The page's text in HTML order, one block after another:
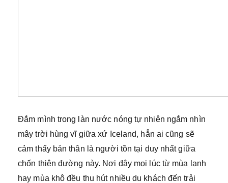
Đắm mình trong làn nước nóng tự nhiên ngắm nhìn
mây trời hùng vĩ giữa xứ Iceland, hẳn ai cũng sẽ
cảm thấy bản thân là người tồn tại duy nhất giữa
chốn thiên đường này. Nơi đây mọi lúc từ mùa lạnh
hay mùa khô đều thu hút nhiều du khách đến trải